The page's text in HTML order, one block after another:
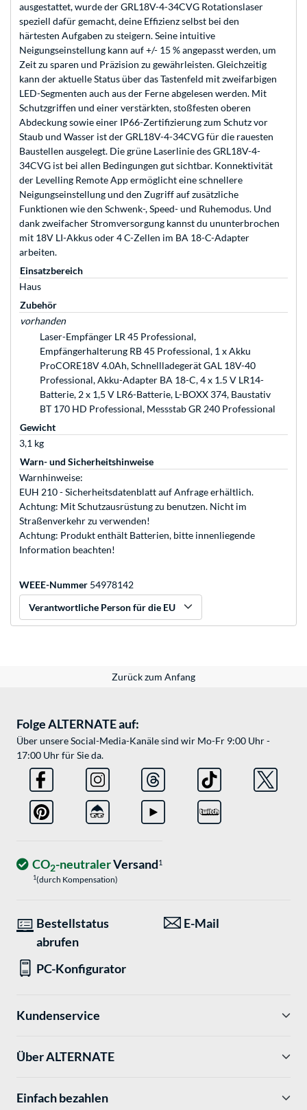
ausgestattet, wurde der GRL18V-4-34CVG Rotationslaser
speziell dafür gemacht, deine Effizienz selbst bei den
härtesten Aufgaben zu steigern. Seine intuitive
Neigungseinstellung kann auf +/- 15 % angepasst werden, um
Zeit zu sparen und Präzision zu gewährleisten. Gleichzeitig
kann der aktuelle Status über das Tastenfeld mit zweifarbigen
LED-Segmenten auch aus der Ferne abgelesen werden. Mit
Schutzgriffen und einer verstärkten, stoßfesten oberen
Abdeckung sowie einer IP66-Zertifizierung zum Schutz vor
Staub und Wasser ist der GRL18V-4-34CVG für die rauesten
Baustellen ausgelegt. Die grüne Laserlinie des GRL18V-4-
34CVG ist bei allen Bedingungen gut sichtbar. Konnektivität
der Levelling Remote App ermöglicht eine schnellere
Neigungseinstellung und den Zugriff auf zusätzliche
Funktionen wie den Schwenk-, Speed- und Ruhemodus. Und
dank zweifacher Stromversorgung kannst du ununterbrochen
mit 18V LI-Akkus oder 4 C-Zellen im BA 18-C-Adapter
arbeiten.
Einsatzbereich
Haus
Zubehör
vorhanden
Laser-Empfänger LR 45 Professional,
Empfängerhalterung RB 45 Professional, 1 x Akku
ProCORE18V 4.0Ah, Schnellladegerät GAL 18V-40
Professional, Akku-Adapter BA 18-C, 4 x 1.5 V LR14-
Batterie, 2 x 1,5 V LR6-Batterie, L-BOXX 374, Baustativ
BT 170 HD Professional, Messstab GR 240 Professional
Gewicht
3,1 kg
Warn- und Sicherheitshinweise
Warnhinweise:
EUH 210 - Sicherheitsdatenblatt auf Anfrage erhältlich.
Achtung: Mit Schutzausrüstung zu benutzen. Nicht im
Straßenverkehr zu verwenden!
Achtung: Produkt enthält Batterien, bitte innenliegende
Information beachten!
WEEE-Nummer 54978142
Verantwortliche Person für die EU
Zurück zum Anfang
Folge ALTERNATE auf:
Über unsere Social-Media-Kanäle sind wir Mo-Fr 9:00 Uhr -
17:00 Uhr für Sie da.
CO2-neutralerVersand1
1(durch Kompensation)
Bestellstatus
abrufen
E-Mail
PC-Konfigurator
Kundenservice
Über ALTERNATE
Einfach bezahlen